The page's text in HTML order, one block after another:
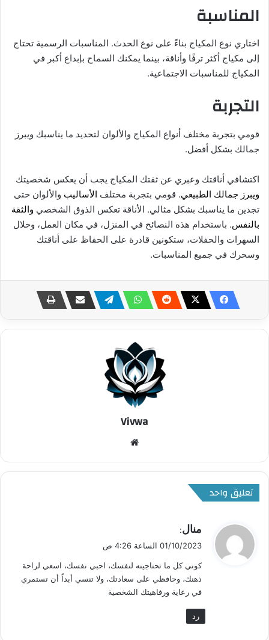
المناسبة
اختاري نوع المكياج بناءً على نوع الحدث. المناسبات الرسمية تحتاج
إلى مكياج أكثر ترفًا وأناقة، بينما يمكنك السماح بإبداع أكبر في
المكياج للمناسبات الاجتماعية.
التجربة
قومي بتجربة مختلف أنواع المكياج والألوان لتحديد ما يناسبك ويبرز
جمالك بشكل أفضل.
اكتشافي أناقتك وعبري عن ثقتك المكياج يجب أن يعكس شخصيتك
ويبرز جمالك الطبيعي. قومي بتجربة مختلف الأساليب والألوان حتى
تجدين ما يناسبك بشكل مثالي. الأناقة تعكس الذوق الشخصي والثقة
بالنفس. باستخدام هذه النصائح في المنزل، في مكان العمل، وخلال
السهرات والحفلات، ستكونين قادرة على الحفاظ على أناقتك
وسحرك في جميع المناسبات.
Vivwa
تعليق واحد
ل
منال:
01/10/2023 الساعة 4:26 ص
كوني كل ما تحتاجينه لنفسك، احبي نفسك، اسعي لراحة
ذهنك، وحافظي على سعادتك، ولا تنسي أبداً أن تستمري
في رعاية ورفاهيتك الشخصية
رد